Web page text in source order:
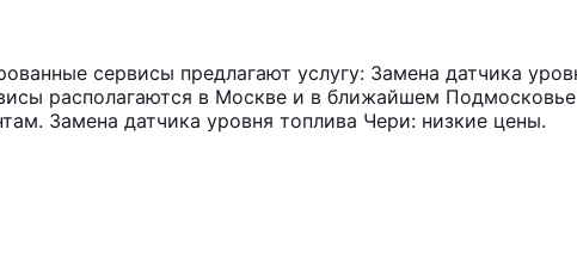
сервисы предлагают услугу: Замена датчика
располагаются в Москве и в ближайшем
Замена датчика уровня топлива Чери: низкие цены.